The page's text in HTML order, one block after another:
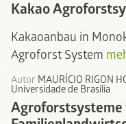
Kakao
Kakaoanbau in
Agroforst System
Autor MAURÍCIO RIGON
Universidade de Brasília
Agroforstsysteme